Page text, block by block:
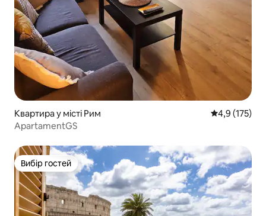
Квартира у місті Рим Середня
4,9 (175)
ApartamentGS
Вибір гостей
Вибір гостей